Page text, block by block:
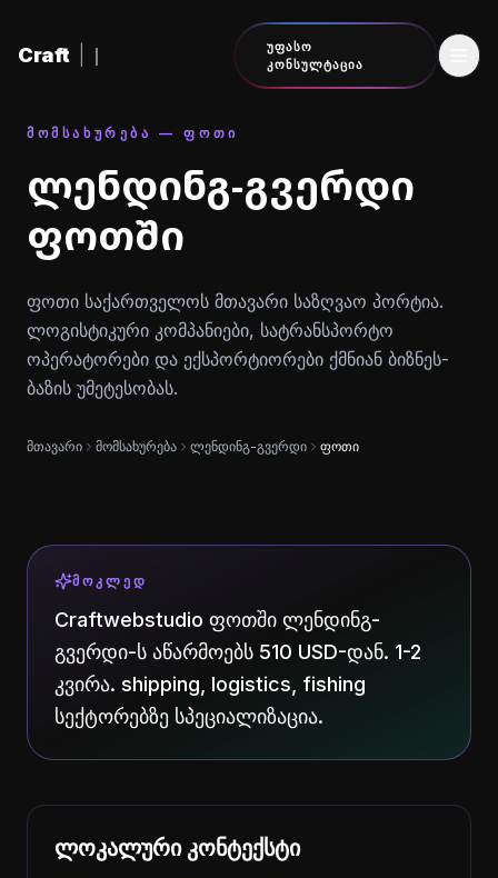
Craft
ᲣᲤᲐᲡᲝ
ᲙᲝᲜᲡᲣᲚᲢᲐᲪᲘᲐ
ᲛᲝᲛᲡᲐᲮᲣᲠᲔᲑᲐ — ᲤᲝᲗᲘ
ლენდინგ-გვერდი
ფოთში
ფოთი საქართველოს მთავარი საზღვაო პორტია.
ლოგისტიკური კომპანიები, სატრანსპორტო
ოპერატორები და ექსპორტიორები ქმნიან ბიზნეს-
ბაზის უმეტესობას.
მთავარი მომსახურება ლენდინგ-გვერდი ფოთი
ᲛᲝᲙᲚᲔᲓ
Craftwebstudio ფოთში ლენდინგ-
გვერდი-ს აწარმოებს 510 USD-დან. 1-2
კვირა. shipping, logistics, fishing
სექტორებზე სპეციალიზაცია.
ლოკალური კონტექსტი